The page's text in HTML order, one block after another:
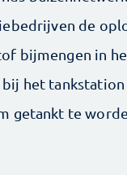
de
bijmengen in
het tankstation
getankt te